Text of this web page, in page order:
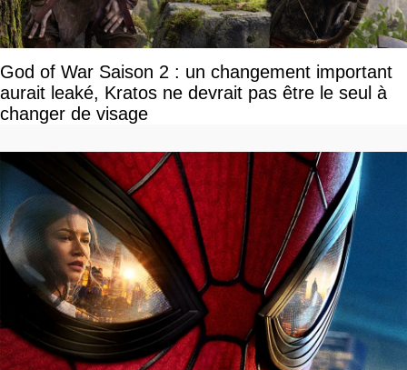
God of War Saison 2 : un changement important
aurait leaké, Kratos ne devrait pas être le seul à
changer de visage